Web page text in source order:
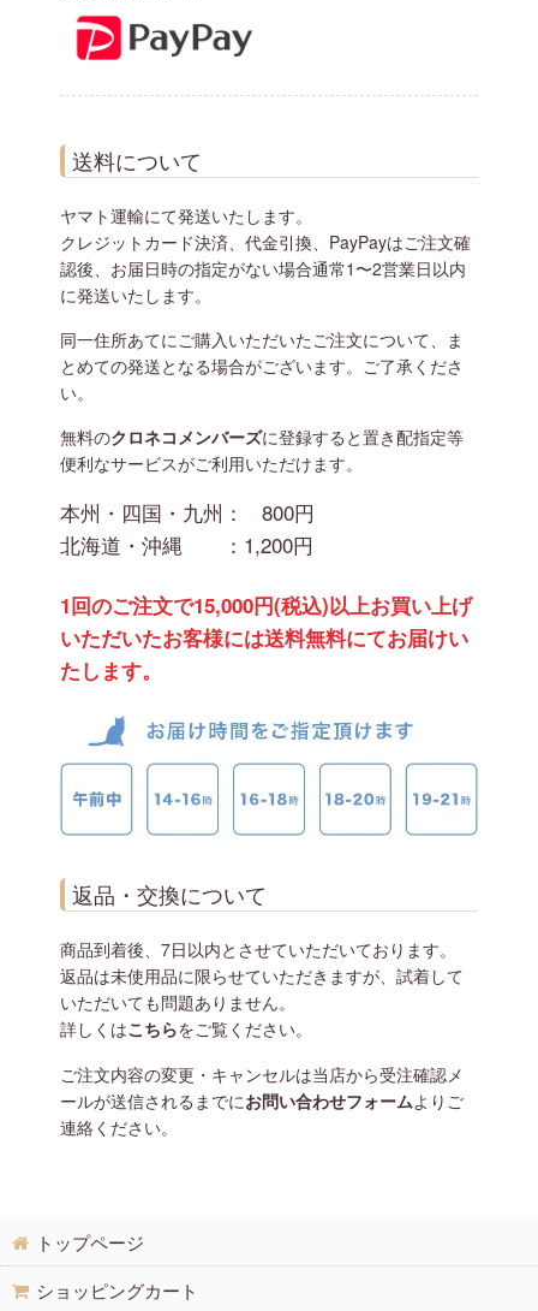
送料について
ヤマト運輸にて発送いたします。
クレジットカード決済、代金引換、PayPayはご注文確
認後、お届日時の指定がない場合通常1〜2営業日以内
に発送いたします。
同一住所あてにご購入いただいたご注文について、ま
とめての発送となる場合がございます。ご了承くださ
い。
無料のクロネコメンバーズに登録すると置き配指定等
便利なサービスがご利用いただけます。
本州・四国・九州：
800円
北海道・沖縄 ： 1,200円
1回のご注文で15,000円(税込)以上お買い上げ
いただいたお客様には送料無料にてお届けい
たします。
返品・交換について
商品到着後、7日以内とさせていただいております。
返品は未使用品に限らせていただきますが、試着して
いただいても問題ありません。
詳しくはこちらをご覧ください。
ご注文内容の変更・キャンセルは当店から受注確認メ
ールが送信されるまでにお問い合わせフォームよりご
連絡ください。
トップページ
ショッピングカート